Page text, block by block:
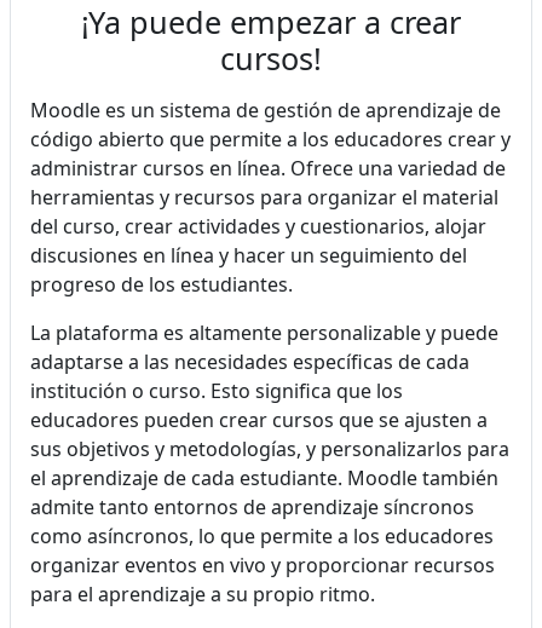
¡Ya puede empezar a crear
cursos!
Moodle es un sistema de gestión de aprendizaje de
código abierto que permite a los educadores crear y
administrar cursos en línea. Ofrece una variedad de
herramientas y recursos para organizar el material
del curso, crear actividades y cuestionarios, alojar
discusiones en línea y hacer un seguimiento del
progreso de los estudiantes.
La plataforma es altamente personalizable y puede
adaptarse a las necesidades específicas de cada
institución o curso. Esto significa que los
educadores pueden crear cursos que se ajusten a
sus objetivos y metodologías, y personalizarlos para
el aprendizaje de cada estudiante. Moodle también
admite tanto entornos de aprendizaje síncronos
como asíncronos, lo que permite a los educadores
organizar eventos en vivo y proporcionar recursos
para el aprendizaje a su propio ritmo.